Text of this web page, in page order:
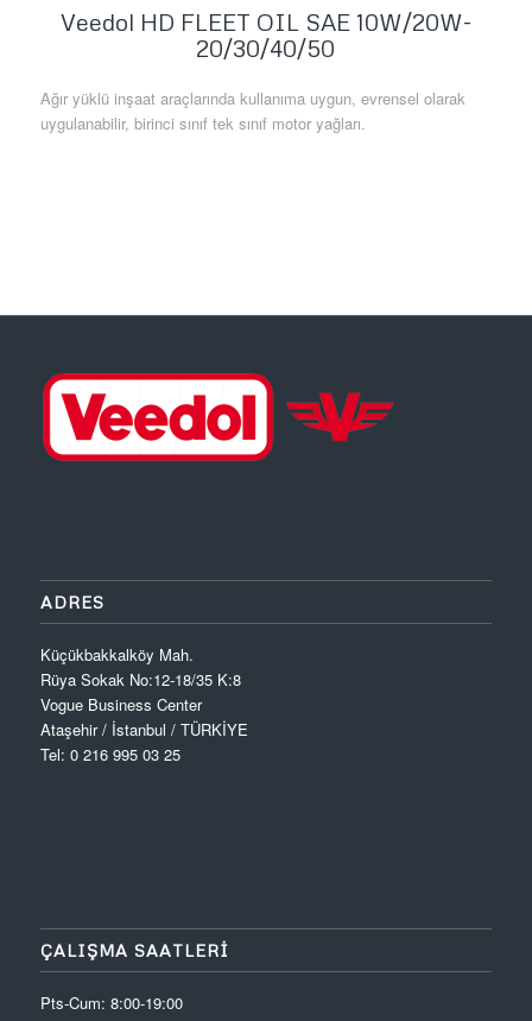
Veedol HD FLEET OIL SAE 10W/20W-
20/30/40/50
Ağır yüklü inşaat araçlarında kullanıma uygun, evrensel olarak
uygulanabilir, birinci sınıf tek sınıf motor yağları.
ADRES
Küçükbakkalköy Mah.
Rüya Sokak No:12-18/35 K:8
Vogue Business Center
Ataşehir / İstanbul / TÜRKİYE
Tel: 0 216 995 03 25
ÇALIŞMA SAATLERİ
Pts-Cum: 8:00-19:00